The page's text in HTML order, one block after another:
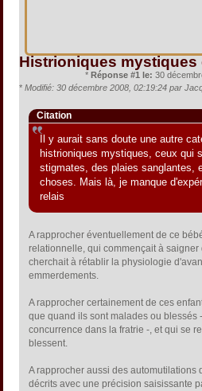
Histrioniques mystiques
* Réponse #1 le: 30
* Modifié: 30 décembre 2008, 02:19:24 par
Citation
Il y aurait sans doute une autre
histrioniques mystiques, ceux qui
stigmates, des plaies sanglantes,
choses. Mais là, je manque
relais
A rapprocher éventuellement de ce
relationnelle, qui commençait à saigner
cherchait à rétablir la physiologie
emmerdements.
A rapprocher certainement de ces
que quand ils sont malades ou blessés
concurrence dans la fratrie -, et qui se
blessent.
A rapprocher aussi des automutilations
décrits avec une précision saisissante